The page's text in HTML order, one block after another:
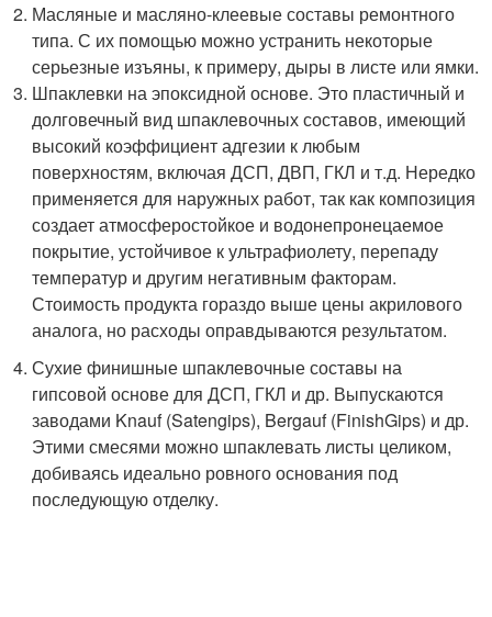
Масляные и масляно-клеевые составы ремонтного
типа. С их помощью можно устранить некоторые
серьезные изъяны, к примеру, дыры в листе или ямки.
Шпаклевки на эпоксидной основе. Это пластичный и
долговечный вид шпаклевочных составов, имеющий
высокий коэффициент адгезии к любым
поверхностям, включая ДСП, ДВП, ГКЛ и т.д. Нередко
применяется для наружных работ, так как композиция
создает атмосферостойкое и водонепронецаемое
покрытие, устойчивое к ультрафиолету, перепаду
температур и другим негативным факторам.
Стоимость продукта гораздо выше цены акрилового
аналога, но расходы оправдываются результатом.
Сухие финишные шпаклевочные составы на
гипсовой основе для ДСП, ГКЛ и др. Выпускаются
заводами Knauf (Satengips), Bergauf (FinishGips) и др.
Этими смесями можно шпаклевать листы целиком,
добиваясь идеально ровного основания под
последующую отделку.